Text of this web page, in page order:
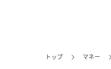
トップ マネー